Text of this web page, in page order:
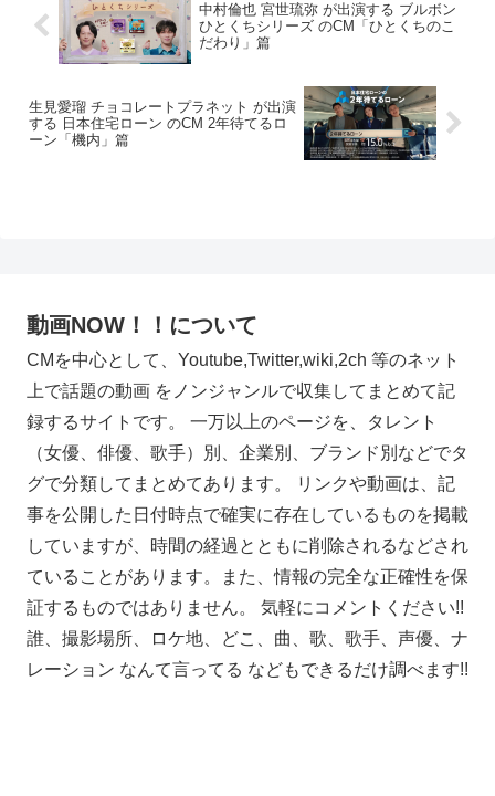
中村倫也 宮世琉弥 が出演する ブルボン
ひとくちシリーズ のCM「ひとくちのこ
だわり」篇
生見愛瑠 チョコレートプラネット が出演
する 日本住宅ローン のCM 2年待てるロ
ーン「機内」篇
動画NOW！！について
CMを中心として、Youtube,Twitter,wiki,2ch 等のネット
上で話題の動画 をノンジャンルで収集してまとめて記
録するサイトです。 一万以上のページを、タレント
（女優、俳優、歌手）別、企業別、ブランド別などでタ
グで分類してまとめてあります。 リンクや動画は、記
事を公開した日付時点で確実に存在しているものを掲載
していますが、時間の経過とともに削除されるなどされ
ていることがあります。また、情報の完全な正確性を保
証するものではありません。 気軽にコメントください!!
誰、撮影場所、ロケ地、どこ、曲、歌、歌手、声優、ナ
レーション なんて言ってる などもできるだけ調べます!!